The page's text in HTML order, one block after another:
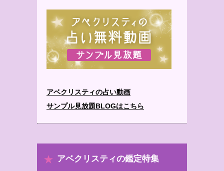
アベクリスティの占い動画
サンプル見放題BLOGはこちら
アベクリスティの鑑定特集